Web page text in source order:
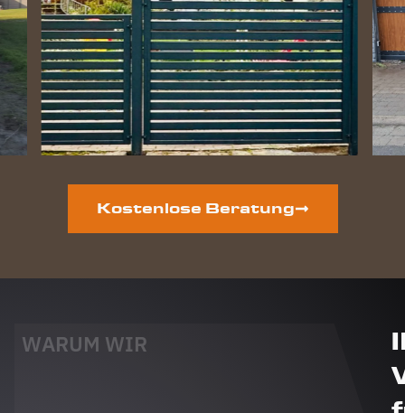
Kostenlose Beratung
WARUM WIR